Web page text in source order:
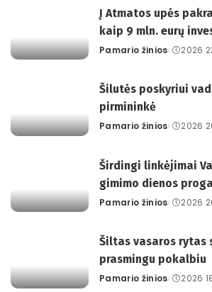
Į Atmatos upės
kaip 9 mln. eurų
Posted
Pamario žinios 2026
Šilutės poskyriui
pirmininkė
Posted
Pamario žinios 2026
Širdingi linkėjimai
gimimo dienos proga
Posted
Pamario žinios 2026
Šiltas vasaros rytas
prasmingu pokalbiu
Posted
Pamario žinios 2026